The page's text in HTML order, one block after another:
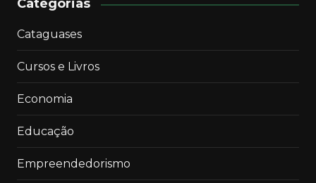
Categorias
Cataguases
Cursos e Livros
Economia
Educação
Empreendedorismo